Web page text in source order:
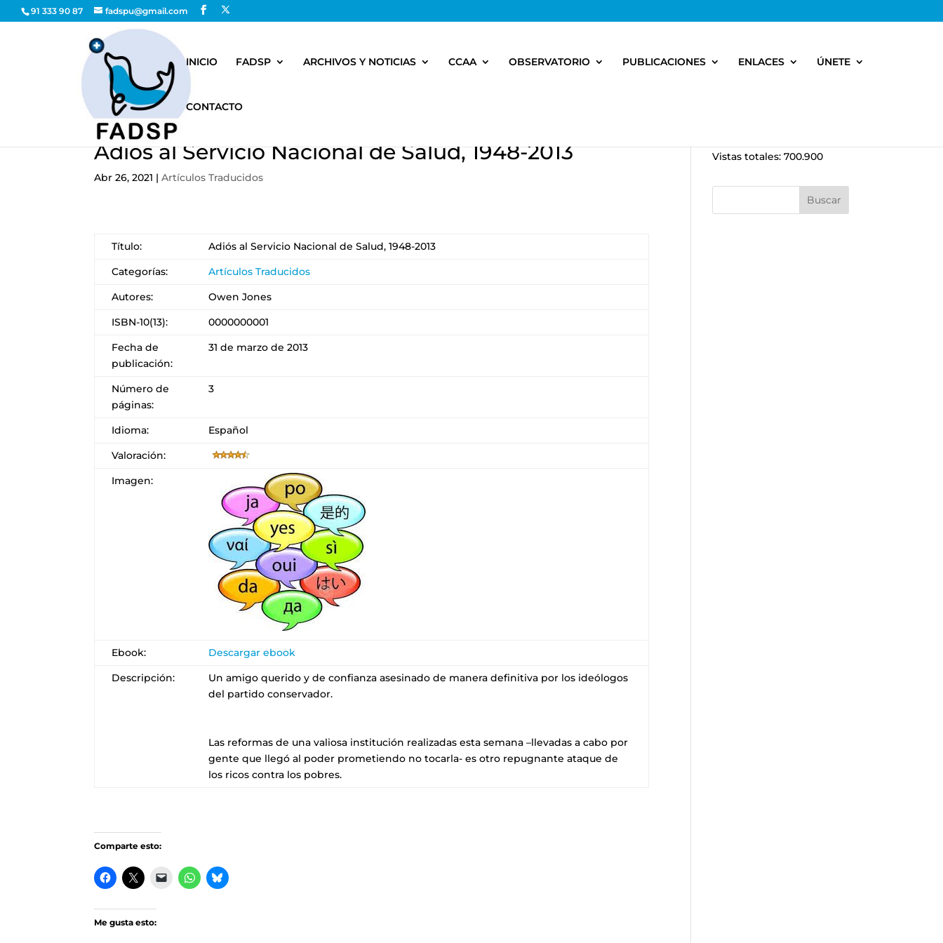
91 333 90 87 fadspu@gmail.com
INICIO FADSP ARCHIVOS Y NOTICIAS CCAA OBSERVATORIO PUBLICACIONES ENLACES ÚNETE
CONTACTO
Adiós al Servicio Nacional de Salud, 1948-2013
Abr 26, 2021 |Artículos Traducidos
Título:
Adiós al Servicio Nacional de Salud, 1948-2013
Categorías:
Artículos Traducidos
Autores:
Owen Jones
ISBN-10(13):
0000000001
Fecha de
publicación:
31 de marzo de 2013
Número de
páginas:
3
Idioma:
Español
Valoración:
Imagen:
Ebook:
Descargar ebook
Descripción:
Un amigo querido y de confianza asesinado de manera definitiva por los ideólogos
del partido conservador.
Las reformas de una valiosa institución realizadas esta semana –llevadas a cabo por
gente que llegó al poder prometiendo no tocarla- es otro repugnante ataque de
los ricos contra los pobres.
Comparte esto:
Me gusta esto:
Vistas totales:700.900